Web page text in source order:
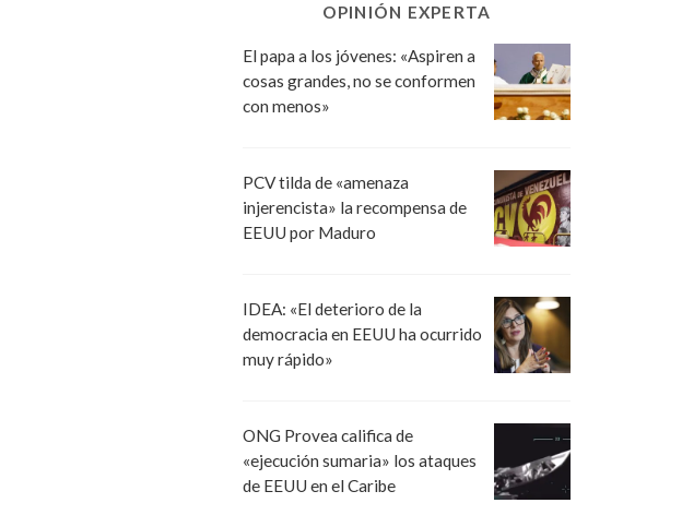
OPINIÓN EXPERTA
El papa a los jóvenes: «Aspiren a
cosas grandes, no se conformen
con menos»
PCV tilda de «amenaza
injerencista» la recompensa de
EEUU por Maduro
IDEA: «El deterioro de la
democracia en EEUU ha ocurrido
muy rápido»
ONG Provea califica de
«ejecución sumaria» los ataques
de EEUU en el Caribe